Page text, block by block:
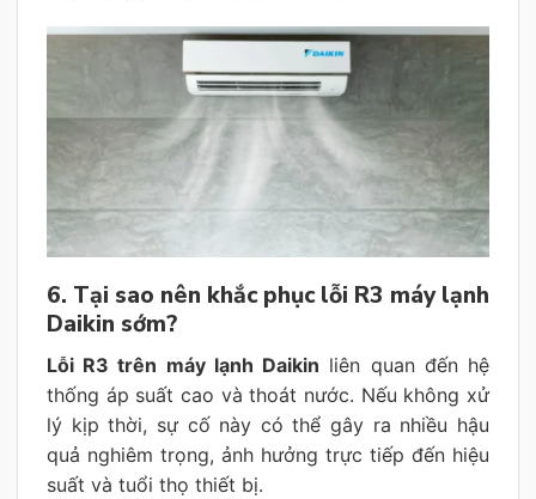
6. Tại sao nên khắc phục lỗi R3 máy lạnh
Daikin sớm?
Lỗi R3 trên máy lạnh Daikin liên quan đến hệ
thống áp suất cao và thoát nước. Nếu không xử
lý kịp thời, sự cố này có thể gây ra nhiều hậu
quả nghiêm trọng, ảnh hưởng trực tiếp đến hiệu
suất và tuổi thọ thiết bị.